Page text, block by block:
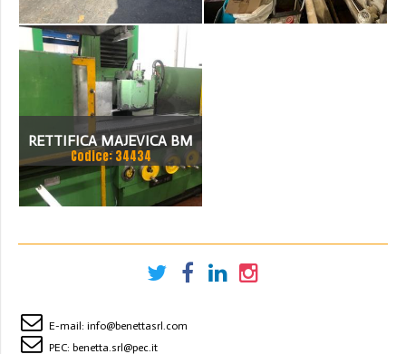
RETTIFICA MAJEVICA BM
515
Codice: 34434
E-mail: info@benettasrl.com
PEC: benetta.srl@pec.it